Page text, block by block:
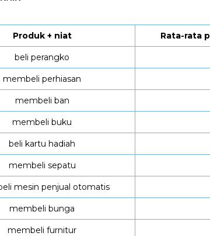
Produk + niat Rata-rata
beli perangko
membeli perhiasan
membeli ban
membeli buku
beli kartu hadiah
membeli sepatu
mesin penjual otomatis
membeli bunga
membeli furnitur